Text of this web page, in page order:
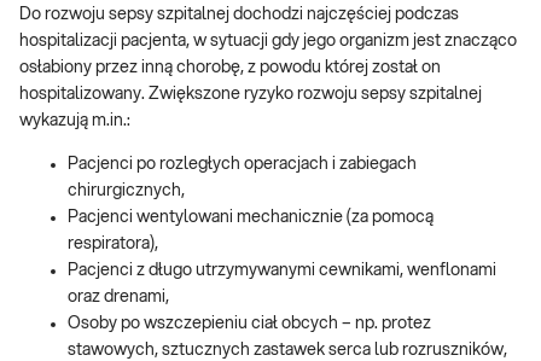
Do rozwoju sepsy szpitalnej dochodzi najczęściej podczas
hospitalizacji pacjenta, w sytuacji gdy jego organizm jest znacząco
osłabiony przez inną chorobę, z powodu której został on
hospitalizowany. Zwiększone ryzyko rozwoju sepsy szpitalnej
wykazują m.in.:
Pacjenci po rozległych operacjach i zabiegach
chirurgicznych,
Pacjenci wentylowani mechanicznie (za pomocą
respiratora),
Pacjenci z długo utrzymywanymi cewnikami, wenflonami
oraz drenami,
Osoby po wszczepieniu ciał obcych – np. protez
stawowych, sztucznych zastawek serca lub rozruszników,